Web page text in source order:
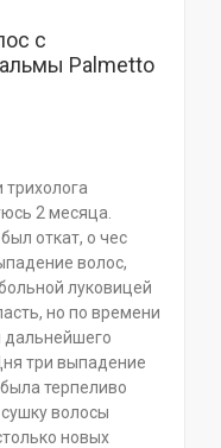
с
Palmetto
2 месяца.
откат, о чес
волос,
луковицей
но по времени
дальнейшего
три выпадение
терпеливо
волосы
новых